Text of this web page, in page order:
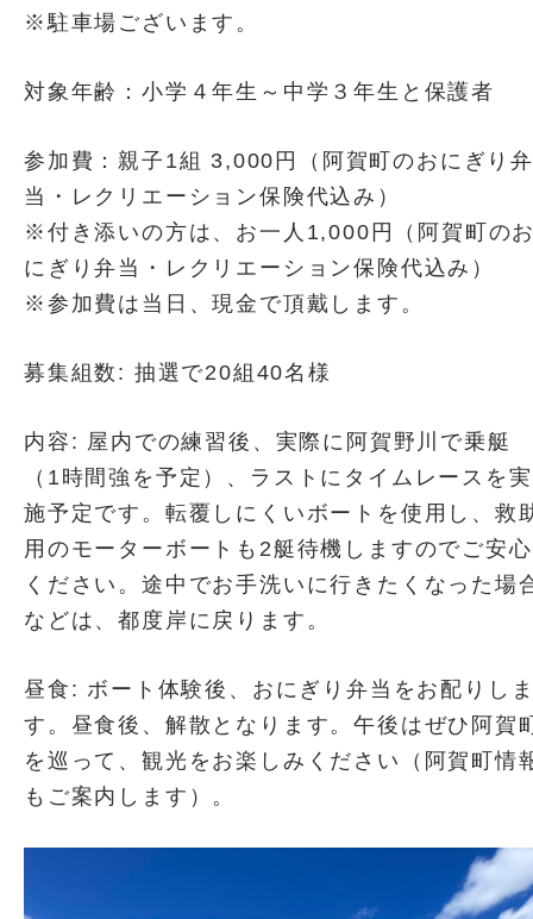
※駐車場ございます。
対象年齢：小学４年生～中学３年生と保護者
参加費：親子1組 3,000円（阿賀町のおにぎり弁
当・レクリエーション保険代込み）
※付き添いの方は、お一人1,000円（阿賀町の
にぎり弁当・レクリエーション保険代込み）
※参加費は当日、現金で頂戴します。
募集組数: 抽選で20組40名様
内容: 屋内での練習後、実際に阿賀野川で乗艇
（1時間強を予定）、ラストにタイムレースを実
施予定です。転覆しにくいボートを使用し、救
用のモーターボートも2艇待機しますのでご安心
ください。途中でお手洗いに行きたくなった場
などは、都度岸に戻ります。
昼食: ボート体験後、おにぎり弁当をお配りし
す。昼食後、解散となります。午後はぜひ阿賀
を巡って、観光をお楽しみください（阿賀町情
もご案内します）。